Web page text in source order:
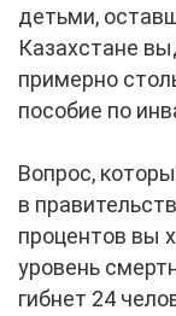
детьми,
Казахстане
примерно
пособие по
Вопрос,
в
процентов вы
уровень
гибнет 24